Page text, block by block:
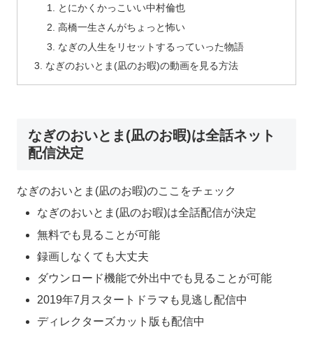
とにかくかっこいい中村倫也
高橋一生さんがちょっと怖い
なぎの人生をリセットするっていった物語
なぎのおいとま(凪のお暇)の動画を見る方法
なぎのおいとま(凪のお暇)は全話ネット
配信決定
なぎのおいとま(凪のお暇)のここをチェック
なぎのおいとま(凪のお暇)は全話配信が決定
無料でも見ることが可能
録画しなくても大丈夫
ダウンロード機能で外出中でも見ることが可能
2019年7月スタートドラマも見逃し配信中
ディレクターズカット版も配信中